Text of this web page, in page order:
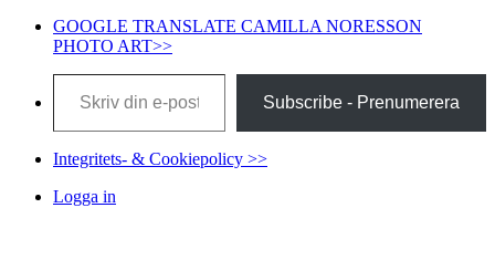
GOOGLE TRANSLATE CAMILLA NORESSON
PHOTO ART>>
Skriv din e-post …
Subscribe - Prenumerera
Integritets- & Cookiepolicy >>
Logga in